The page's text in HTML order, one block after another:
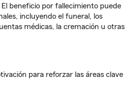
beneficio por fallecimiento puede
incluyendo el funeral, los
médicas, la cremación u otras
para reforzar las áreas clave